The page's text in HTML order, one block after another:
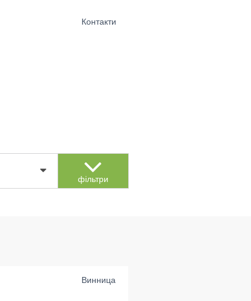
Контакти
фільтри
Винница